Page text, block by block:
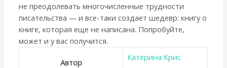
не преодолевать многочисленные трудности
писательства — и все-таки создает шедевр: книгу о
книге, которая еще не написана. Попробуйте,
может и у вас получится.
Автор
Катерина Крис